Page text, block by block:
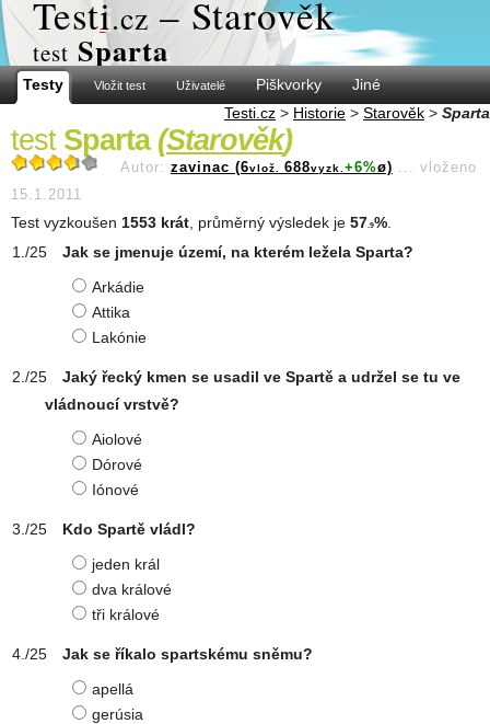
Testi.cz – Starověk
test Sparta
Testy Vložit test Uživatelé Piškvorky
Jiné
Testi.cz > Historie > Starověk > Sparta
test Sparta (Starověk)
Autor: zavinac (6vlož. 688vyzk. +6%ø) ... vloženo
15.1.2011
Test vyzkoušen 1553 krát , průměrný výsledek je 57 .9%
Jak se jmenuje území, na kterém ležela Sparta?
Arkádie
Attika
Lakónie
Jaký řecký kmen se usadil ve Spartě a udržel se tu ve
vládnoucí vrstvě?
Aiolové
Dórové
Iónové
Kdo Spartě vládl?
jeden král
dva králové
tři králové
Jak se říkalo spartskému sněmu?
apellá
gerúsia